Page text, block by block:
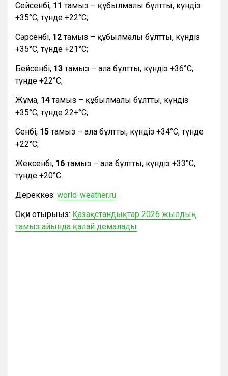
Сейсенбі, 11тамыз – құбылмалы бұлтты, күндіз
+35°С, түнде +22°С;
Сәрсенбі, 12тамыз – құбылмалы бұлтты, күндіз
+35°С, түнде +21°С;
Бейсенбі, 13тамыз – ала бұлтты, күндіз +36°С,
түнде +22°С;
Жұма, 14тамыз – құбылмалы бұлтты, күндіз
+35°С, түнде 22+°С;
Сенбі, 15тамыз – ала бұлтты, күндіз +34°С, түнде
+22°С;
Жексенбі, 16тамыз – ала бұлтты, күндіз +33°С,
түнде +20°С.
Дереккөз: world-weather.ru
Оқи отырыңыз: Қазақстандықтар 2026 жылдың
тамыз айында қалай демалады